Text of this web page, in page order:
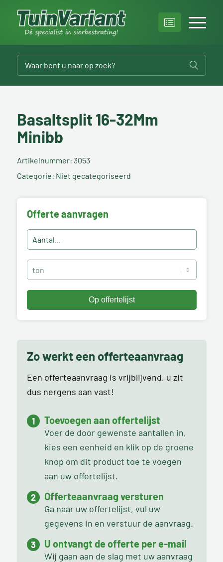
Basaltsplit 16-32Mm
Minibb
Artikelnummer: 3053
Categorie: Niet gecategoriseerd
Offerte aanvragen
Zo werkt een offerteaanvraag
Een offerteaanvraag is vrijblijvend, u zit
dus nergens aan vast!
Toevoegen aan offertelijst
Voer de door gewenste aantallen in,
kies een eenheid en klik op de groene
knop om dit product toe te voegen
aan uw offertelijst.
Offerteaanvraag versturen
Ga naar uw offertelijst, vul uw
gegevens in en verstuur de aanvraag.
U ontvangt de offerte per e-mail
Wij gaan aan de slag met uw aanvraag